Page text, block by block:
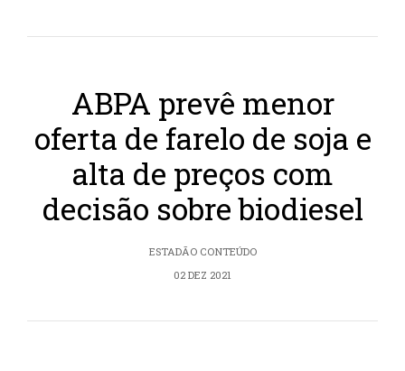
ABPA prevê menor
oferta de farelo de soja e
alta de preços com
decisão sobre biodiesel
ESTADÃO CONTEÚDO
02 DEZ 2021